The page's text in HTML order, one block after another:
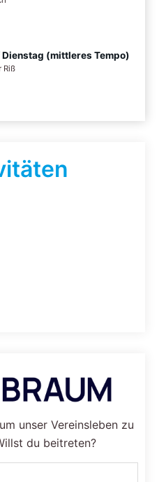
(mittleres Tempo)
Riß
unser Vereinsleben zu
du beitreten?